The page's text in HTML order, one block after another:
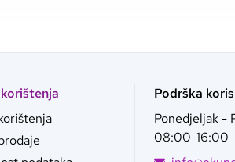
Podrška
Ponedjeljak -
08:00-16:00